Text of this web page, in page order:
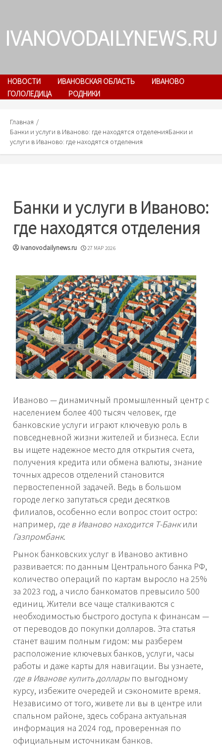
content
IVANOVODAILYNEWS.RU
НОВОСТИ ИВАНОВСКАЯ ОБЛАСТЬ
ИВАНОВО
ГОЛОЛЕДИЦА
РОДНИКИ
Главная
Банки и услуги в Иваново: где находятся отделенияБанки и
услуги в Иваново: где находятся отделения
Банки и услуги в Иваново:
где находятся отделения
ivanovodailynews.ru 27 МАР 2026
Иваново — динамичный промышленный центр с
населением более 400 тысяч человек, где
банковские услуги играют ключевую роль в
повседневной жизни жителей и бизнеса. Если
вы ищете надежное место для открытия счета,
получения кредита или обмена валюты, знание
точных адресов отделений становится
первостепенной задачей. Ведь в большом
городе легко запутаться среди десятков
филиалов, особенно если вопрос стоит остро:
например, где в Иваново находится Т-Банкили
Газпромбанк.
Рынок банковских услуг в Иваново активно
развивается: по данным Центрального банка РФ,
количество операций по картам выросло на 25%
за 2023 год, а число банкоматов превысило 500
единиц. Жители все чаще сталкиваются с
необходимостью быстрого доступа к финансам —
от переводов до покупки долларов. Эта статья
станет вашим полным гидом: мы разберем
расположение ключевых банков, услуги, часы
работы и даже карты для навигации. Вы узнаете,
где в Иванове купить долларыпо выгодному
курсу, избежите очередей и сэкономите время.
Независимо от того, живете ли вы в центре или
спальном районе, здесь собрана актуальная
информация на 2024 год, проверенная по
официальным источникам банков.